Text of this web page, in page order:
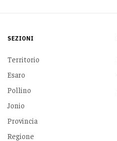
SEZIONI
Territorio
Esaro
Pollino
Jonio
Provincia
Regione